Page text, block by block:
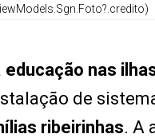
educação nas
de
ribeirinhas. A